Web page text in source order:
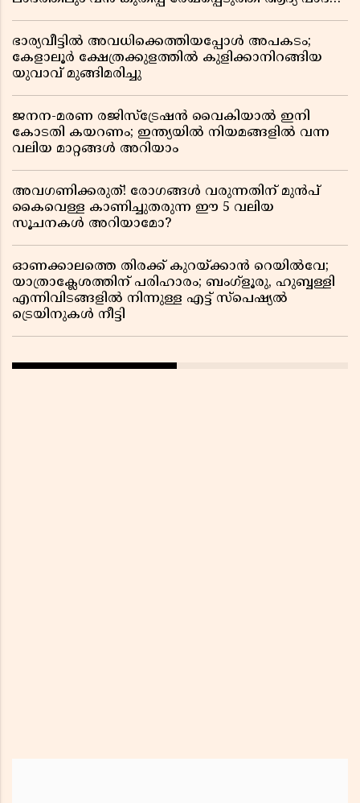
ഭാര്യവീട്ടിൽ അവധിക്കെത്തിയപ്പോൾ അപകടം;
കേളാലൂർ ക്ഷേത്രക്കുളത്തിൽ കുളിക്കാനിറങ്ങിയ
യുവാവ് മുങ്ങിമരിച്ചു
ജനന-മരണ രജിസ്ട്രേഷൻ വൈകിയാൽ ഇനി
കോടതി കയറണം; ഇന്ത്യയിൽ നിയമങ്ങളിൽ വന്ന
വലിയ മാറ്റങ്ങൾ അറിയാം
അവഗണിക്കരുത്! രോഗങ്ങൾ വരുന്നതിന് മുൻപ്
കൈവെള്ള കാണിച്ചുതരുന്ന ഈ 5 വലിയ
സൂചനകൾ അറിയാമോ?
ഓണക്കാലത്തെ തിരക്ക് കുറയ്ക്കാൻ റെയിൽവേ;
യാത്രാക്ലേശത്തിന് പരിഹാരം; ബംഗ്ളൂരു, ഹുബ്ബള്ളി
എന്നിവിടങ്ങളിൽ നിന്നുള്ള എട്ട് സ്പെഷ്യൽ
ട്രെയിനുകൾ നീട്ടി